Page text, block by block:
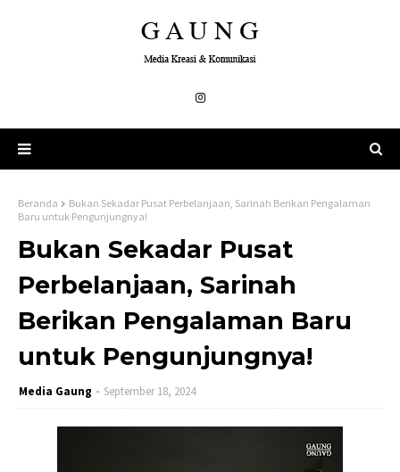
Beranda
Bukan Sekadar Pusat Perbelanjaan, Sarinah Berikan Pengalaman
Baru untuk Pengunjungnya!
Bukan Sekadar Pusat
Perbelanjaan, Sarinah
Berikan Pengalaman Baru
untuk Pengunjungnya!
Media Gaung September 18, 2024